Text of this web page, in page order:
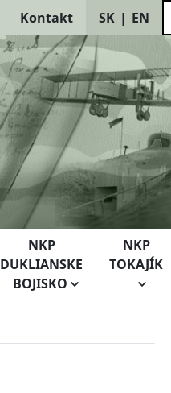
Kontakt SK EN
NKP
DUKLIANSKE
BOJISKO
NKP
TOKAJÍK